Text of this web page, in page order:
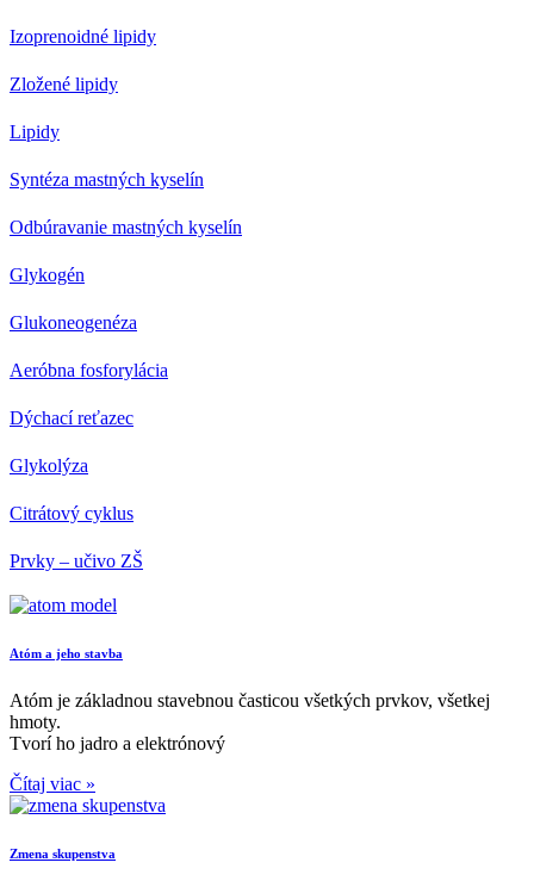
Izoprenoidné lipidy
Zložené lipidy
Lipidy
Syntéza mastných kyselín
Odbúravanie mastných kyselín
Glykogén
Glukoneogenéza
Aeróbna fosforylácia
Dýchací reťazec
Glykolýza
Citrátový cyklus
Prvky – učivo ZŠ
Atóm a jeho stavba
Atóm je základnou stavebnou časticou všetkých prvkov, všetkej
hmoty.
Tvorí ho jadro a elektrónový
Čítaj viac »
Zmena skupenstva